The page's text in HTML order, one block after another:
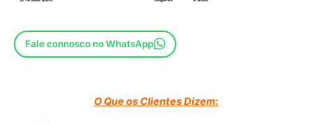
Fale connosco no WhatsApp
O Que os Clientes Dizem: